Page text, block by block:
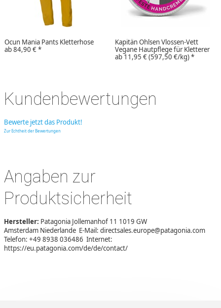
Ocun Mania Pants Kletterhose
ab84,90 €*
Kapitän Ohlsen Vlossen-Vett
Vegane Hautpflege für Kletterer
ab11,95 €(597,50 €/kg)*
Kundenbewertungen
Bewerte jetzt das Produkt!
Zur Echtheit der Bewertungen
Angaben zur
Produktsicherheit
Hersteller: Patagonia Jollemanhof 11 1019 GW
Amsterdam Niederlande E-Mail: directsales.europe@patagonia.com
Telefon: +49 8938 036486 Internet:
https://eu.patagonia.com/de/de/contact/